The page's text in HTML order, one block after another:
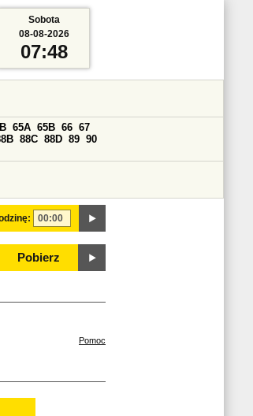
65A 65B 66 67
88C 88D 89 90
Pobierz
Sobota
08-08-2026
07:48
Pomoc